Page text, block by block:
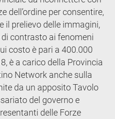
dell’ordine per consentire,
il prelievo delle immagini,
contrasto ai fenomeni
costo è pari a 400.000
è a carico della Provincia
Network anche sulla
da un apposito Tavolo
del governo e
delle Forze